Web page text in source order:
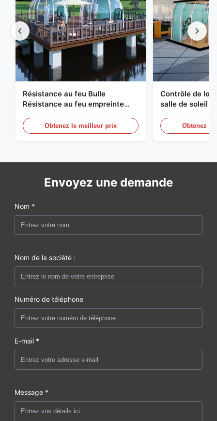
Résistance au feu Bulle
Résistance au feu empreinte
Obtenez le meilleur prix
Contrôle de
salle de soleil
Obtenez
Envoyez une demande
Nom *
Nom de la société :
Numéro de téléphone
E-mail *
Message *